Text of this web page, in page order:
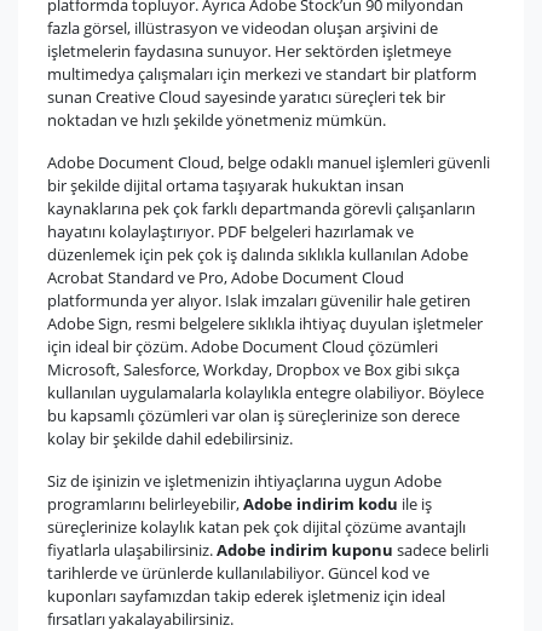
platformda topluyor. Ayrıca Adobe Stock’un 90 milyondan
fazla görsel, illüstrasyon ve videodan oluşan arşivini de
işletmelerin faydasına sunuyor. Her sektörden işletmeye
multimedya çalışmaları için merkezi ve standart bir platform
sunan Creative Cloud sayesinde yaratıcı süreçleri tek bir
noktadan ve hızlı şekilde yönetmeniz mümkün.
Adobe Document Cloud, belge odaklı manuel işlemleri güvenli
bir şekilde dijital ortama taşıyarak hukuktan insan
kaynaklarına pek çok farklı departmanda görevli çalışanların
hayatını kolaylaştırıyor. PDF belgeleri hazırlamak ve
düzenlemek için pek çok iş dalında sıklıkla kullanılan Adobe
Acrobat Standard ve Pro, Adobe Document Cloud
platformunda yer alıyor. Islak imzaları güvenilir hale getiren
Adobe Sign, resmi belgelere sıklıkla ihtiyaç duyulan işletmeler
için ideal bir çözüm. Adobe Document Cloud çözümleri
Microsoft, Salesforce, Workday, Dropbox ve Box gibi sıkça
kullanılan uygulamalarla kolaylıkla entegre olabiliyor. Böylece
bu kapsamlı çözümleri var olan iş süreçlerinize son derece
kolay bir şekilde dahil edebilirsiniz.
Siz de işinizin ve işletmenizin ihtiyaçlarına uygun Adobe
programlarını belirleyebilir,Adobe indirim kodu ile iş
süreçlerinize kolaylık katan pek çok dijital çözüme avantajlı
fiyatlarla ulaşabilirsiniz.Adobe indirim kuponu sadece belirli
tarihlerde ve ürünlerde kullanılabiliyor. Güncel kod ve
kuponları sayfamızdan takip ederek işletmeniz için ideal
fırsatları yakalayabilirsiniz.